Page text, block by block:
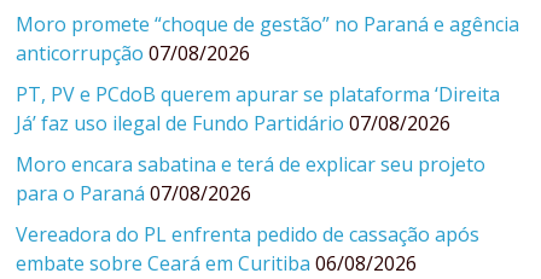
Moro promete “choque de gestão” no Paraná e agência
anticorrupção 07/08/2026
PT, PV e PCdoB querem apurar se plataforma ‘Direita
Já’ faz uso ilegal de Fundo Partidário 07/08/2026
Moro encara sabatina e terá de explicar seu projeto
para o Paraná 07/08/2026
Vereadora do PL enfrenta pedido de cassação após
embate sobre Ceará em Curitiba 06/08/2026